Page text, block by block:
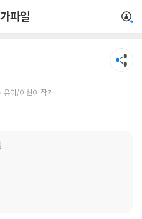
파일
유아/어린이 작가